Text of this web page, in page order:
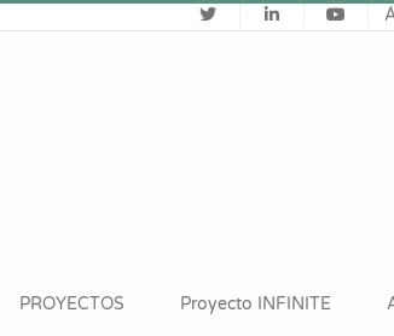
PROYECTOS Proyecto INFINITE